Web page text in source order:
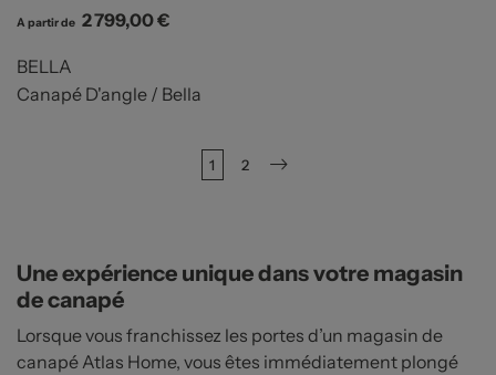
A partir de Prix
2 799,00 €
BELLA
Canapé D'angle / Bella
1 2 Suivant
Une expérience unique dans votre magasin
de canapé
Lorsque vous franchissez les portes d’un magasin de
canapé Atlas Home, vous êtes immédiatement plongé